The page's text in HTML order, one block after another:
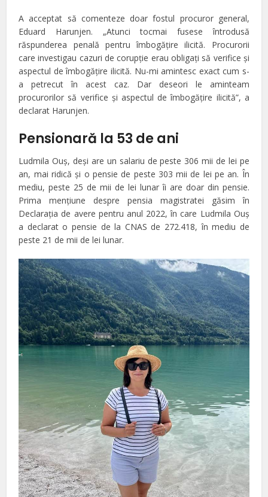
A acceptat să comenteze doar fostul procuror general,
Eduard Harunjen. „Atunci tocmai fusese întrodusă
răspunderea penală pentru îmbogăţire ilicită. Procurorii
care investigau cazuri de corupţie erau obligaţi să verifice şi
aspectul de îmbogăţire ilicită. Nu-mi amintesc exact cum s-
a petrecut în acest caz. Dar deseori le aminteam
procurorilor să verifice şi aspectul de îmbogăţire ilicită”, a
declarat Harunjen.
Pensionară la 53 de ani
Ludmila Ouş, deşi are un salariu de peste 306 mii de lei pe
an, mai ridică şi o pensie de peste 303 mii de lei pe an. În
mediu, peste 25 de mii de lei lunar îi are doar din pensie.
Prima menţiune despre pensia magistratei găsim în
Declaraţia de avere pentru anul 2022, în care Ludmila Ouş
a declarat o pensie de la CNAS de 272.418, în mediu de
peste 21 de mii de lei lunar.